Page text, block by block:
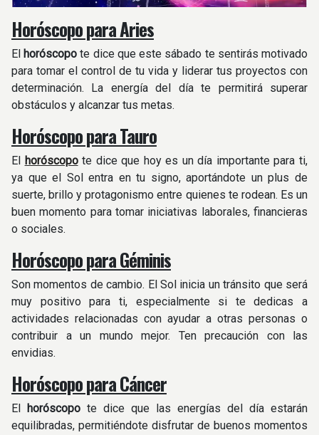
Horóscopo para Aries
El horóscopo te dice que este sábado te sentirás motivado
para tomar el control de tu vida y liderar tus proyectos con
determinación. La energía del día te permitirá superar
obstáculos y alcanzar tus metas.
Horóscopo para Tauro
El horóscopote dice que hoy es un día importante para ti,
ya que el Sol entra en tu signo, aportándote un plus de
suerte, brillo y protagonismo entre quienes te rodean. Es un
buen momento para tomar iniciativas laborales, financieras
o sociales.
Horóscopo para Géminis
Son momentos de cambio. El Sol inicia un tránsito que será
muy positivo para ti, especialmente si te dedicas a
actividades relacionadas con ayudar a otras personas o
contribuir a un mundo mejor. Ten precaución con las
envidias.
Horóscopo para Cáncer
El horóscopo te dice que las energías del día estarán
equilibradas, permitiéndote disfrutar de buenos momentos